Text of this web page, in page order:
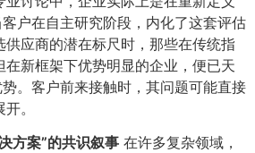
户在自主研究阶段，内化了这套评估
应商的潜在标尺时，那些在传统指
新框架下优势明显的企业，便已天
。客户前来接触时，其问题可能直接
。
方案”的共识叙事 在许多复杂领域，